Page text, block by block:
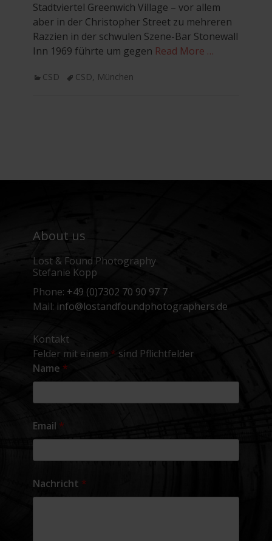
Stadtviertel Greenwich Village – vor allem
aber in der Christopher Street zu mehreren
Razzien in der schwulen Szene-Bar Stonewall
Inn 1969 führte um gegen Read More …
Categories
CSD TagsCSD, München
About us
Lost & Found Photography
Stefanie Kopp
Phone: +49 (0)7302 70 90 97 7
Mail: info@lostandfoundphotographers.de
Kontakt
Felder mit einem * sind Pflichtfelder
Name *
Email *
Nachricht *